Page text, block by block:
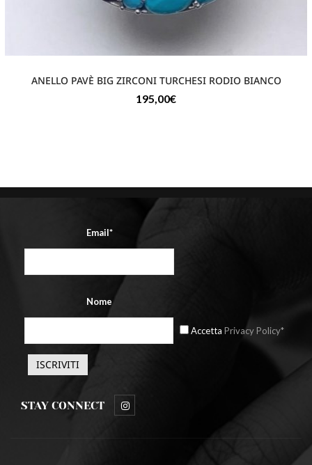
ANELLO PAVÈ BIG ZIRCONI TURCHESI RODIO BIANCO
195,00€
Email*
Nome
Accetta Privacy Policy*
STAY CONNECT